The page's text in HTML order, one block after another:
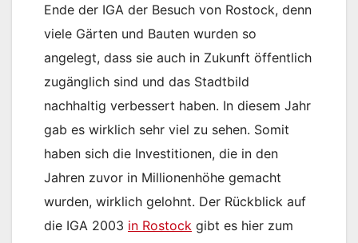
Ende der IGA der Besuch von Rostock, denn
viele Gärten und Bauten wurden so
angelegt, dass sie auch in Zukunft öffentlich
zugänglich sind und das Stadtbild
nachhaltig verbessert haben. In diesem Jahr
gab es wirklich sehr viel zu sehen. Somit
haben sich die Investitionen, die in den
Jahren zuvor in Millionenhöhe gemacht
wurden, wirklich gelohnt. Der Rückblick auf
die IGA 2003 in Rostock gibt es hier zum